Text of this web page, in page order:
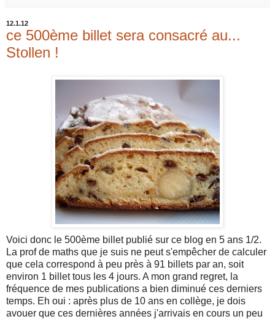
12.1.12
ce 500ème billet sera consacré au...
Stollen !
Voici donc le 500ème billet publié sur ce blog en 5 ans 1/2.
La prof de maths que je suis ne peut s'empêcher de calculer
que cela correspond à peu près à 91 billets par an, soit
environ 1 billet tous les 4 jours. A mon grand regret, la
fréquence de mes publications a bien diminué ces derniers
temps. Eh oui : après plus de 10 ans en collège, je dois
avouer que ces dernières années j'arrivais en cours un peu